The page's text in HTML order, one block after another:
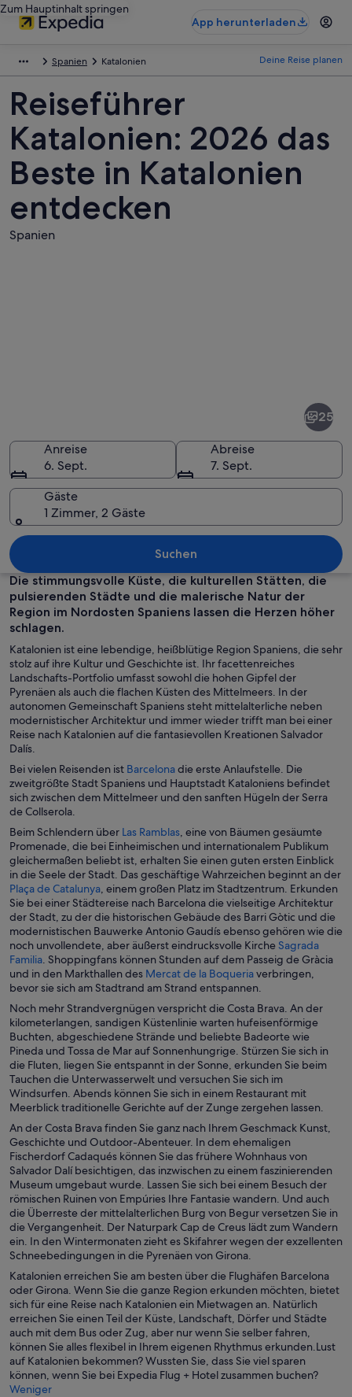
Zum Hauptinhalt springen
App herunterladen
Spanien Katalonien Deine Reise planen
Reiseführer
Katalonien: 2026 das
Beste in Katalonien
entdecken
Spanien
Ein Stadtbild in der
25
Anreise
6. Sept.
Abreise
7. Sept.
Gäste
1 Zimmer, 2 Gäste
Suchen
Die stimmungsvolle Küste, die kulturellen Stätten, die
pulsierenden Städte und die malerische Natur der
Region im Nordosten Spaniens lassen die Herzen höher
schlagen.
Katalonien ist eine lebendige, heißblütige Region Spaniens, die sehr
stolz auf ihre Kultur und Geschichte ist. Ihr facettenreiches
Landschafts-Portfolio umfasst sowohl die hohen Gipfel der
Pyrenäen als auch die flachen Küsten des Mittelmeers. In der
autonomen Gemeinschaft Spaniens steht mittelalterliche neben
modernistischer Architektur und immer wieder trifft man bei einer
Reise nach Katalonien auf die fantasievollen Kreationen Salvador
Dalís.
Bei vielen Reisenden ist BarcelonaW
i
r
n
e
i
n
e
m
n
e
u
e
n
F
e
n
s
t
e
r
g
e
f
f
n
e
t
die erste Anlaufstelle. Die
zweitgrößte Stadt Spaniens und Hauptstadt Kataloniens befindet
sich zwischen dem Mittelmeer und den sanften Hügeln der Serra
de Collserola.
Beim Schlendern über Las RamblasW
r
d
i
n
e
i
n
e
m
n
u
e
n
F
e
n
s
t
e
r
g
e
ö
f
f
n
e
t
, eine von Bäumen gesäumte
Promenade, die bei Einheimischen und internationalem Publikum
gleichermaßen beliebt ist, erhalten Sie einen guten ersten Einblick
in die Seele der Stadt. Das geschäftige Wahrzeichen beginnt an der
Plaça de CatalunyaW
i
r
d
i
n
e
i
e
m
n
e
u
e
n
F
e
n
s
t
e
r
g
e
ö
f
n
e
t
, einem großen Platz im Stadtzentrum. Erkunden
Sie bei einer Städtereise nach Barcelona die vielseitige Architektur
der Stadt, zu der die historischen Gebäude des Barri Gòtic und die
modernistischen Bauwerke Antonio Gaudís ebenso gehören wie die
noch unvollendete, aber äußerst eindrucksvolle KircheSagrada
FamiliaW
i
r
i
n
e
i
n
e
m
n
e
u
e
n
F
e
n
s
t
e
g
e
ö
f
f
n
e
t
. Shoppingfans können Stunden auf dem Passeig de Gràcia
und in den Markthallen des Mercat de la BoqueriaW
i
d
i
n
e
i
n
e
m
n
e
u
e
n
F
e
n
s
e
r
g
e
ö
f
f
n
e
verbringen,
bevor sie sich am Stadtrand am Strand entspannen.
Noch mehr Strandvergnügen verspricht die Costa Brava. An der
kilometerlangen, sandigen Küstenlinie warten hufeisenförmige
Buchten, abgeschiedene Strände und beliebte Badeorte wie
Pineda und Tossa de Mar auf Sonnenhungrige. Stürzen Sie sich in
die Fluten, liegen Sie entspannt in der Sonne, erkunden Sie beim
Tauchen die Unterwasserwelt und versuchen Sie sich im
Windsurfen. Abends können Sie sich in einem Restaurant mit
Meerblick traditionelle Gerichte auf der Zunge zergehen lassen.
An der Costa Brava finden Sie ganz nach Ihrem Geschmack Kunst,
Geschichte und Outdoor-Abenteuer. In dem ehemaligen
Fischerdorf Cadaqués können Sie das frühere Wohnhaus von
Salvador Dalí besichtigen, das inzwischen zu einem faszinierenden
Museum umgebaut wurde. Lassen Sie sich bei einem Besuch der
römischen Ruinen von Empúries Ihre Fantasie wandern. Und auch
die Überreste der mittelalterlichen Burg von Begur versetzen Sie in
die Vergangenheit. Der Naturpark Cap de Creus lädt zum Wandern
ein. In den Wintermonaten zieht es Skifahrer wegen der exzellenten
Schneebedingungen in die Pyrenäen von Girona.
Katalonien erreichen Sie am besten über die Flughäfen Barcelona
oder Girona. Wenn Sie die ganze Region erkunden möchten, bietet
sich für eine Reise nach Katalonien ein Mietwagen an. Natürlich
erreichen Sie einen Teil der Küste, Landschaft, Dörfer und Städte
auch mit dem Bus oder Zug, aber nur wenn Sie selber fahren,
können Sie alles flexibel in Ihrem eigenen Rhythmus erkunden.Lust
auf Katalonien bekommen? Wussten Sie, dass Sie viel sparen
können, wenn Sie bei Expedia Flug + Hotel zusammen buchen?
Weniger